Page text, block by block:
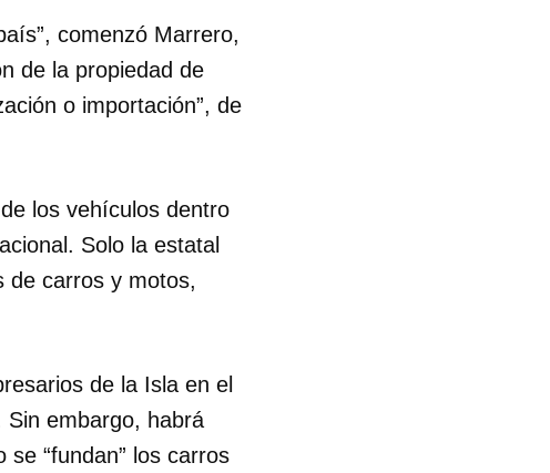
con tu
comenzó Marrero,
de la propiedad de
o importación”, de
los vehículos dentro
Solo la estatal
de carros y motos,
de la Isla en el
embargo, habrá
se “fundan” los carros